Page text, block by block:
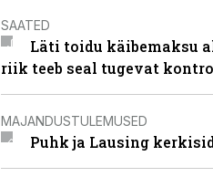
SAATED
Läti toidu käibemaksu
riik teeb seal tugevat
MAJANDUSTULEMUSED
Puhk ja Lausing